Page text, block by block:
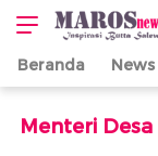
Maros News
Inspirasi Butta
Salewangang
Beranda News
Menteri Desa